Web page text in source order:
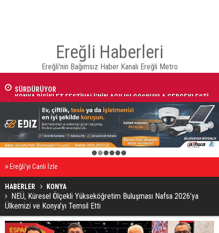
Ereğli Haberleri
Ereğli'nin Bağımsız Haber Kanalı Ereğli Metro
KONYA BÜYÜKŞEHİR ZABITASI TOPLU TAŞIMA DENETİMLERİNİ
SÜRDÜRÜYOR
KONYA BİSİKLET FESTİVALİ’NİN AÇILIŞI COŞKUYLA GERÇEKLEŞTİ
2 3 4 5 6
Ereğli’yi Canlı İzle
HABERLER KONYA
NEÜ, Küresel Ölçekli Yükseköğretim Buluşması Nafsa 2026’ya
Ülkemizi ve Konya’yı Temsil Etti